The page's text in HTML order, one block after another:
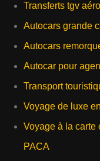
Transferts tgv
Autocars grande
Autocars
Autocar pour
Transport
Voyage de luxe
Voyage à la carte
PACA